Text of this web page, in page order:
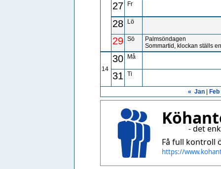
27 Fr
28 Lö
29 Sö
Palmsöndagen
Sommartid, klockan ställs
14
30 Må
31 Ti
« Jan| Feb
- det
Få full kontroll
https://